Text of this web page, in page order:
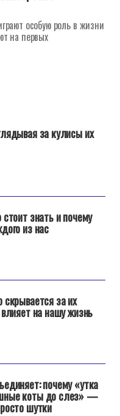
особую роль в жизни
на первых
за кулисы их
знать и почему
из нас
за их
на нашу жизнь
почему «утка
коты до слез» —
шутки